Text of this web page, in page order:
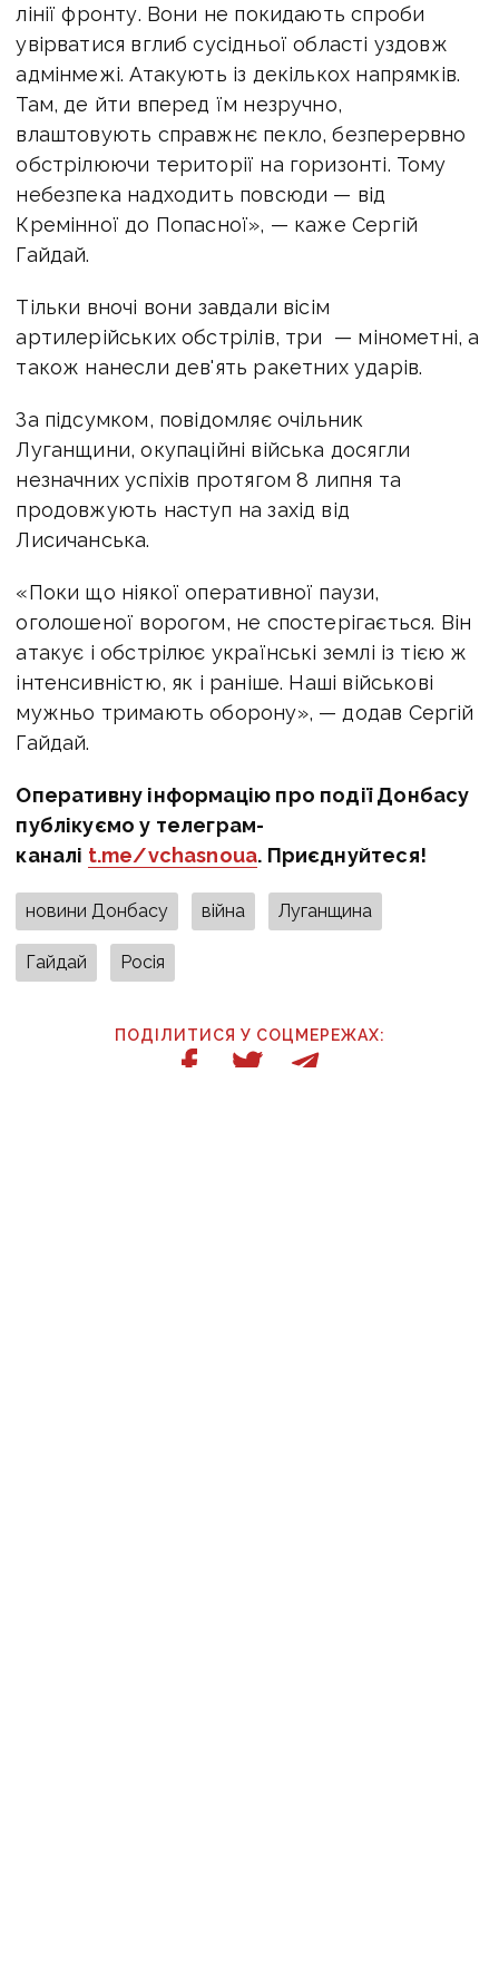
лінії фронту. Вони не покидають спроби
увірватися вглиб сусідньої області уздовж
адмінмежі. Атакують із декількох напрямків.
Там, де йти вперед їм незручно,
влаштовують справжнє пекло, безперервно
обстрілюючи території на горизонті. Тому
небезпека надходить повсюди — від
Кремінної до Попасної», — каже Сергій
Гайдай.
Тільки вночі вони завдали вісім
артилерійських обстрілів, три — мінометні, а
також нанесли дев'ять ракетних ударів.
За підсумком, повідомляє очільник
Луганщини, окупаційні війська досягли
незначних успіхів протягом 8 липня та
продовжують наступ на захід від
Лисичанська.
«Поки що ніякої оперативної паузи,
оголошеної ворогом, не спостерігається. Він
атакує і обстрілює українські землі із тією ж
інтенсивністю, як і раніше. Наші військові
мужньо тримають оборону», — додав Сергій
Гайдай.
Оперативну інформацію про події Донбасу
публікуємо у телеграм-
каналі t.me/vchasnoua. Приєднуйтеся!
новини Донбасу війна Луганщина
Гайдай Росія
ПОДІЛИТИСЯ У СОЦМЕРЕЖАХ: